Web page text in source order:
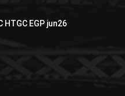
HTGC EGP jun26